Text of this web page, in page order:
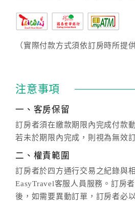
（實際付款方式須依訂房時所提
注意事項
一、客房保留
訂房者須在繳款期限內完成付款
若未於期限內完成，則視為無效
二、權責範圍
訂房者於四方通行交易之紀錄與
EasyTravel客服人員服務。訂房
後，如需要異動訂單，訂房者必